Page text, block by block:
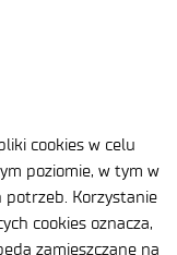
cookies w celu
poziomie, w tym w
Korzystanie
cookies oznacza,
zamieszczane na